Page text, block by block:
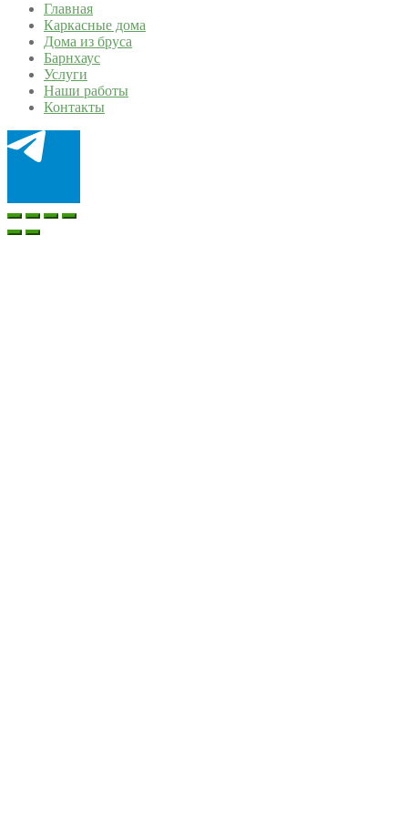
Главная
Каркасные дома
Дома из бруса
Барнхаус
Услуги
Наши работы
Контакты